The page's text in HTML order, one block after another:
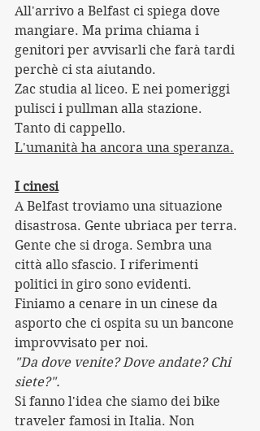
All'arrivo a Belfast ci spiega dove
mangiare. Ma prima chiama i
genitori per avvisarli che farà tardi
perchè ci sta aiutando.
Zac studia al liceo. E nei pomeriggi
pulisci i pullman alla stazione.
Tanto di cappello.
L'umanità ha ancora una speranza.
I cinesi
A Belfast troviamo una situazione
disastrosa. Gente ubriaca per terra.
Gente che si droga. Sembra una
città allo sfascio. I riferimenti
politici in giro sono evidenti.
Finiamo a cenare in un cinese da
asporto che ci ospita su un bancone
improvvisato per noi.
"Da dove venite? Dove andate? Chi
siete?".
Si fanno l'idea che siamo dei bike
traveler famosi in Italia. Non